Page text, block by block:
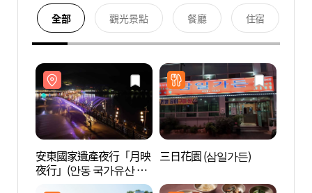
全部 觀光景點 餐廳 住宿
安東國家遺產夜行「月映
夜行」(안동 국가유산 야
행 "월영야행")
三日花園 (삼일가든)